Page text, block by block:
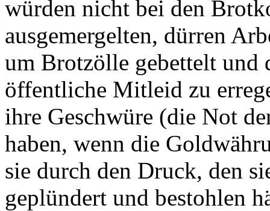
würden nicht bei den
ausgemergelten, dürren
um Brotzölle gebettelt und
öffentliche Mitleid zu
ihre Geschwüre (die Not
haben, wenn die
sie durch den Druck, den
geplündert und bestohlen